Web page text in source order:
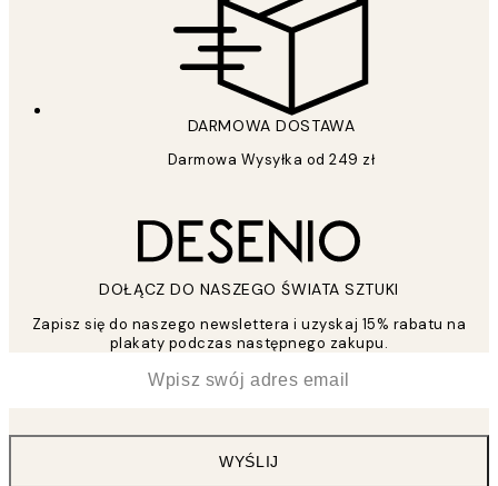
DARMOWA DOSTAWA
Darmowa Wysyłka od 249 zł
DOŁĄCZ DO NASZEGO ŚWIATA SZTUKI
Zapisz się do naszego newslettera i uzyskaj 15% rabatu na
plakaty podczas następnego zakupu.
WYŚLIJ